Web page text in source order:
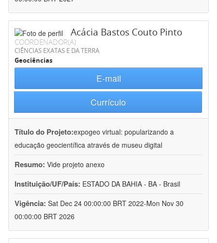
Acácia Bastos Couto Pinto
COORDENADOR(A)
CIÊNCIAS EXATAS E DA TERRA
Geociências
E-mail
Currículo
Título do Projeto:expogeo virtual: popularizando a
educação geocientífica através de museu digital
Resumo: Vide projeto anexo
Instituição/UF/País: ESTADO DA BAHIA - BA - Brasil
Vigência: Sat Dec 24 00:00:00 BRT 2022-Mon Nov 30
00:00:00 BRT 2026